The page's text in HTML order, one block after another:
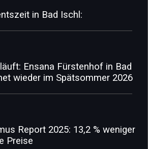
in Bad Ischl:
Ensana Fürstenhof in Bad
wieder im Spätsommer 2026
Report 2025: 13,2 % weniger
Preise